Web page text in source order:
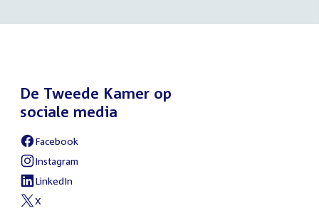
De Tweede Kamer op
sociale media
External
link:
Facebook
External
link:
Instagram
External
link:
LinkedIn
External
X